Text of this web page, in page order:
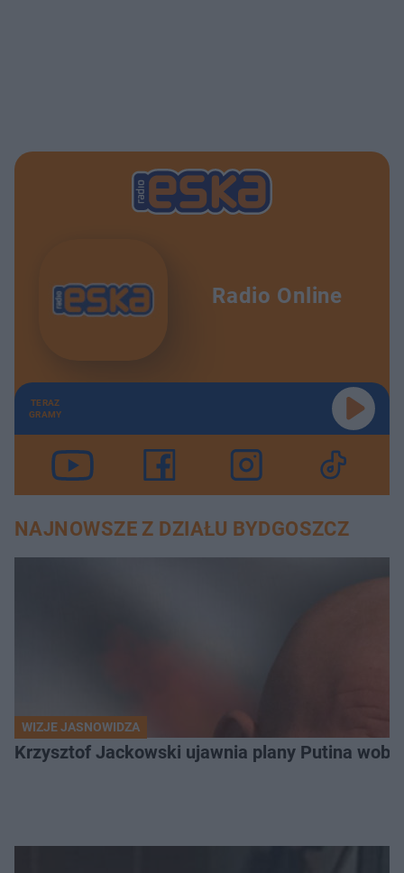
Radio Online
TERAZ
GRAMY
NAJNOWSZE Z DZIAŁU BYDGOSZCZ
WIZJE JASNOWIDZA
Krzysztof Jackowski ujawnia plany Putina